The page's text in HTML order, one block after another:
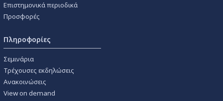
Επιστημονικά περιοδικά
Προσφορές
Πληροφορίες
Σεμινάρια
Τρέχουσες εκδηλώσεις
Ανακοινώσεις
View on demand